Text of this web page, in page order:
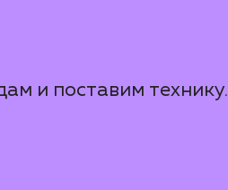
и поставим технику.